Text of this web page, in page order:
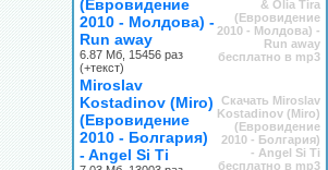
(Евровидение
2010 - Молдова) -
Run away
6.87 Мб, 15456 раз
(+текст)
& Olia Tira
(Евровидение
2010 - Молдова) -
Run away
бесплатно в mp3
Miroslav
Kostadinov (Miro)
(Евровидение
2010 - Болгария)
- Angel Si Ti
Скачать Miroslav
Kostadinov (Miro)
(Евровидение
2010 - Болгария)
- Angel Si Ti
бесплатно в mp3